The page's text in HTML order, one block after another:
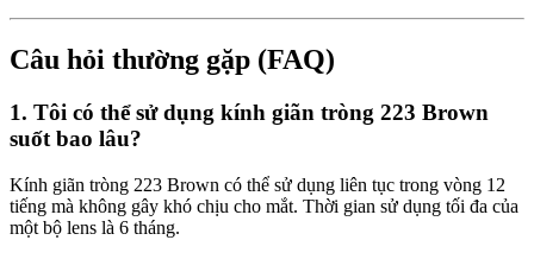
Câu hỏi thường gặp (FAQ)
1. Tôi có thể sử dụng kính giãn tròng 223 Brown
suốt bao lâu?
Kính giãn tròng 223 Brown có thể sử dụng liên tục trong vòng 12
tiếng mà không gây khó chịu cho mắt. Thời gian sử dụng tối đa của
một bộ lens là 6 tháng.